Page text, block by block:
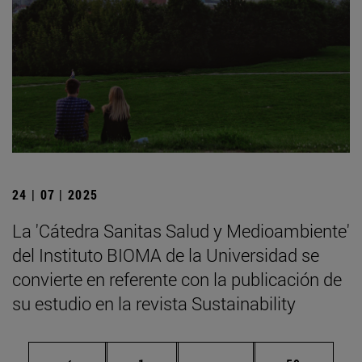
24 | 07 | 2025
La 'Cátedra Sanitas Salud y Medioambiente'
del Instituto BIOMA de la Universidad se
convierte en referente con la publicación de
su estudio en la revista Sustainability